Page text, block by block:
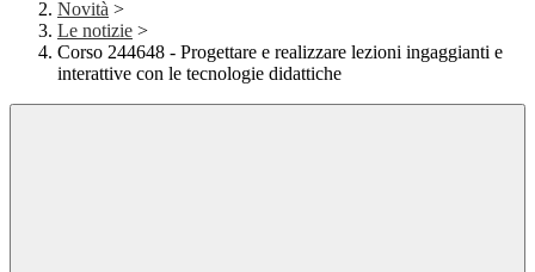
Novità >
Le notizie >
Corso 244648 - Progettare e realizzare lezioni ingaggianti e
interattive con le tecnologie didattiche